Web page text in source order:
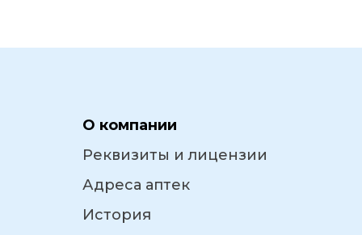
О компании
Реквизиты и лицензии
Адреса аптек
История